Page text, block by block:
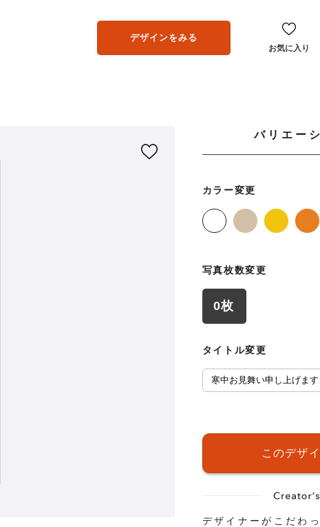
デザインをみる
お気に入り
バリエー
カラー変更
写真枚数変更
0枚
タイトル変更
デザイナーがこだわ